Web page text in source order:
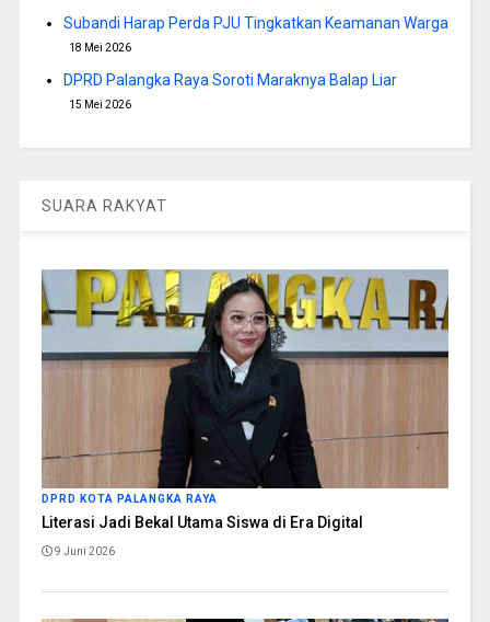
Subandi Harap Perda PJU Tingkatkan Keamanan Warga
18 Mei 2026
DPRD Palangka Raya Soroti Maraknya Balap Liar
15 Mei 2026
SUARA RAKYAT
DPRD KOTA PALANGKA RAYA
Literasi Jadi Bekal Utama Siswa di Era Digital
9 Juni 2026